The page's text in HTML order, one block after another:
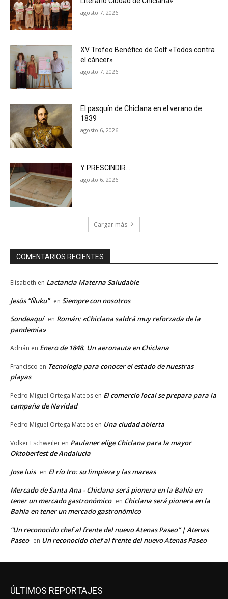
agosto 7, 2026
XV Trofeo Benéfico de Golf «Todos contra
el cáncer»
agosto 7, 2026
El pasquín de Chiclana en el verano de
1839
agosto 6, 2026
Y PRESCINDIR…
agosto 6, 2026
Cargar más
COMENTARIOS RECIENTES
Elisabeth en Lactancia Materna Saludable
Jesús “Ñuku” en Siempre con nosotros
Sondeaquí en Román: «Chiclana saldrá muy reforzada de la
pandemia»
Adrián en Enero de 1848. Un aeronauta en Chiclana
Francisco en Tecnología para conocer el estado de nuestras
playas
Pedro Miguel Ortega Mateos en El comercio local se prepara para la
campaña de Navidad
Pedro Miguel Ortega Mateos en Una ciudad abierta
Volker Eschweiler en Paulaner elige Chiclana para la mayor
Oktoberfest de Andalucía
Jose luis en El río Iro: su limpieza y las mareas
Mercado de Santa Ana - Chiclana será pionera en la Bahía en
tener un mercado gastronómico en Chiclana será pionera en la
Bahía en tener un mercado gastronómico
“Un reconocido chef al frente del nuevo Atenas Paseo” | Atenas
Paseo en Un reconocido chef al frente del nuevo Atenas Paseo
ÚLTIMOS REPORTAJES